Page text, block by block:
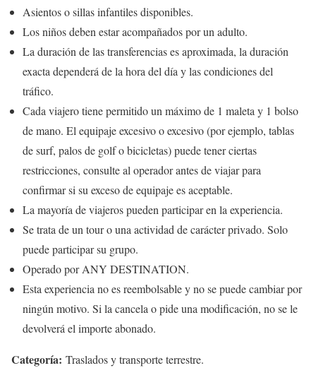
Asientos o sillas infantiles disponibles.
Los niños deben estar acompañados por un adulto.
La duración de las transferencias es aproximada, la duración
exacta dependerá de la hora del día y las condiciones del
tráfico.
Cada viajero tiene permitido un máximo de 1 maleta y 1 bolso
de mano. El equipaje excesivo o excesivo (por ejemplo, tablas
de surf, palos de golf o bicicletas) puede tener ciertas
restricciones, consulte al operador antes de viajar para
confirmar si su exceso de equipaje es aceptable.
La mayoría de viajeros pueden participar en la experiencia.
Se trata de un tour o una actividad de carácter privado. Solo
puede participar su grupo.
Operado por ANY DESTINATION.
Esta experiencia no es reembolsable y no se puede cambiar por
ningún motivo. Si la cancela o pide una modificación, no se le
devolverá el importe abonado.
Categoría: Traslados y transporte terrestre.